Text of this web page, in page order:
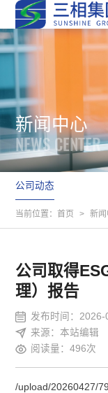
新闻中心
NEWS CENTER
公司动态
当前位置：首页 > 新
公司取得
理）报告
发布时间：2026-
来源：本站编辑
阅读量：496次
/upload/20260427/